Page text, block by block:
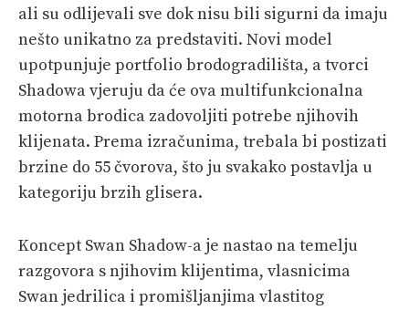
ali su odlijevali sve dok nisu bili sigurni da imaju
nešto unikatno za predstaviti. Novi model
upotpunjuje portfolio brodogradilišta, a tvorci
Shadowa vjeruju da će ova multifunkcionalna
motorna brodica zadovoljiti potrebe njihovih
klijenata. Prema izračunima, trebala bi postizati
brzine do 55 čvorova, što ju svakako postavlja u
kategoriju brzih glisera.
Koncept Swan Shadow-a je nastao na temelju
razgovora s njihovim klijentima, vlasnicima
Swan jedrilica i promišljanjima vlastitog